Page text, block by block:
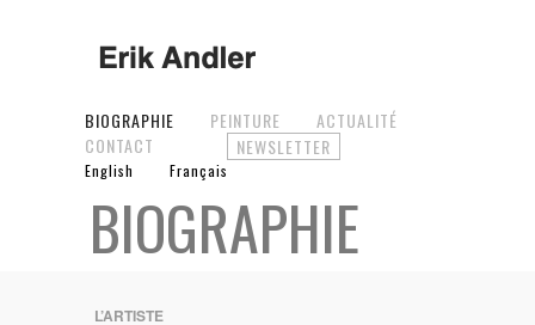
BIOGRAPHIE PEINTURE
ACTUALITÉ
CONTACT
NEWSLETTER
English Français
BIOGRAPHIE
L’ARTISTE